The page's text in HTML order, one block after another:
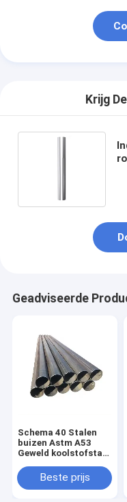
Krijg
Geadviseerde
Schema 40 Stalen
buizen Astm A53
Geweld koolstofstaal
Beste prijs